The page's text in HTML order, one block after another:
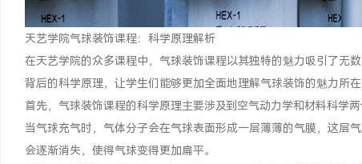
天艺学院气球装饰课程：科学原理解析
在天艺学院的众多课程中，气球装饰课程以其独特的魅力吸引了无
背后的科学原理，让学生们能够更加全面地理解气球装饰的魅力所在
首先，气球装饰课程的科学原理主要涉及到空气动力学和材料科学
当气球充气时，气体分子会在气球表面形成一层薄薄的气膜，这层
会逐渐消失，使得气球变得更加扁平。